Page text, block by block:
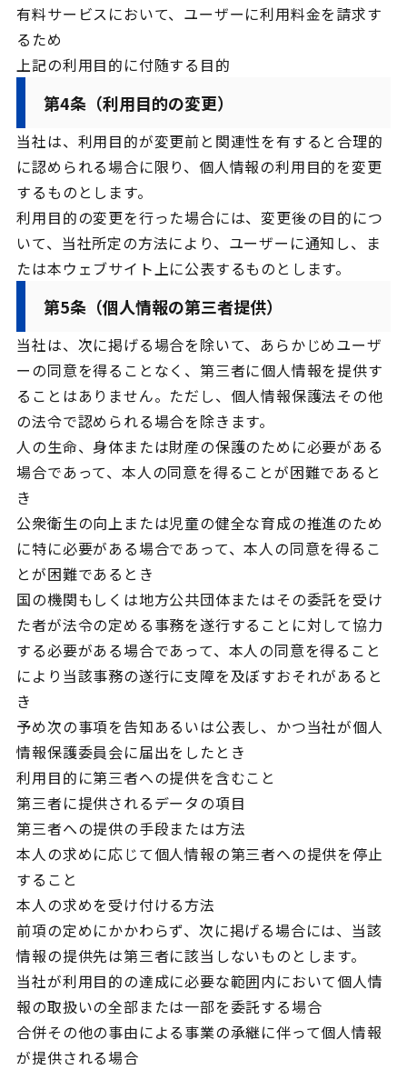
有料サービスにおいて、ユーザーに利用料金を請求す
るため
上記の利用目的に付随する目的
第4条（利用目的の変更）
当社は、利用目的が変更前と関連性を有すると合理的
に認められる場合に限り、個人情報の利用目的を変更
するものとします。
利用目的の変更を行った場合には、変更後の目的につ
いて、当社所定の方法により、ユーザーに通知し、ま
たは本ウェブサイト上に公表するものとします。
第5条（個人情報の第三者提供）
当社は、次に掲げる場合を除いて、あらかじめユーザ
ーの同意を得ることなく、第三者に個人情報を提供す
ることはありません。ただし、個人情報保護法その他
の法令で認められる場合を除きます。
人の生命、身体または財産の保護のために必要がある
場合であって、本人の同意を得ることが困難であると
き
公衆衛生の向上または児童の健全な育成の推進のため
に特に必要がある場合であって、本人の同意を得るこ
とが困難であるとき
国の機関もしくは地方公共団体またはその委託を受け
た者が法令の定める事務を遂行することに対して協力
する必要がある場合であって、本人の同意を得ること
により当該事務の遂行に支障を及ぼすおそれがあると
き
予め次の事項を告知あるいは公表し、かつ当社が個人
情報保護委員会に届出をしたとき
利用目的に第三者への提供を含むこと
第三者に提供されるデータの項目
第三者への提供の手段または方法
本人の求めに応じて個人情報の第三者への提供を停止
すること
本人の求めを受け付ける方法
前項の定めにかかわらず、次に掲げる場合には、当該
情報の提供先は第三者に該当しないものとします。
当社が利用目的の達成に必要な範囲内において個人情
報の取扱いの全部または一部を委託する場合
合併その他の事由による事業の承継に伴って個人情報
が提供される場合